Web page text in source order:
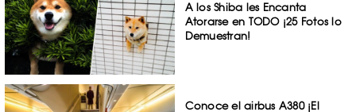
A los Shiba les Encanta
Atorarse en TODO ¡25 Fotos lo
Demuestran!
Conoce el airbus A380 ¡El